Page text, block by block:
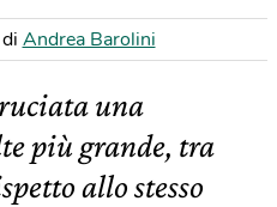
di Andrea Barolini
una
più grande, tra
allo stesso